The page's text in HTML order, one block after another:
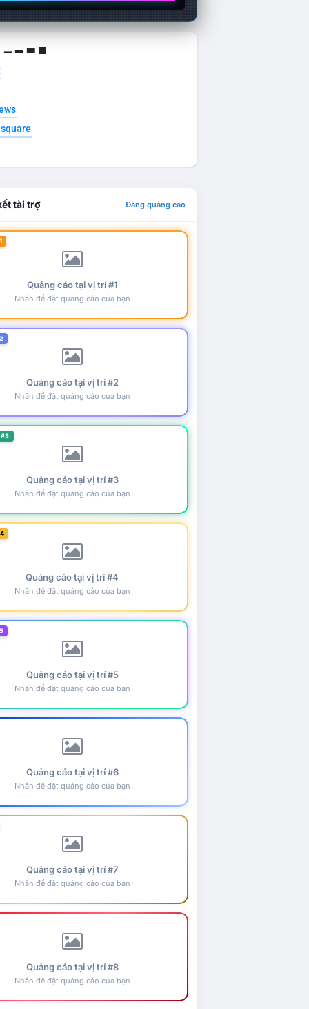
▁ ▂ ▃ ▄
tài trợ Đăng quảng cáo
Quảng cáo tại vị trí #1
Nhấn để đặt quảng cáo của bạn
Quảng cáo tại vị trí #2
Nhấn để đặt quảng cáo của bạn
Quảng cáo tại vị trí #3
Nhấn để đặt quảng cáo của bạn
Quảng cáo tại vị trí #4
Nhấn để đặt quảng cáo của bạn
Quảng cáo tại vị trí #5
Nhấn để đặt quảng cáo của bạn
Quảng cáo tại vị trí #6
Nhấn để đặt quảng cáo của bạn
Quảng cáo tại vị trí #7
Nhấn để đặt quảng cáo của bạn
Quảng cáo tại vị trí #8
Nhấn để đặt quảng cáo của bạn